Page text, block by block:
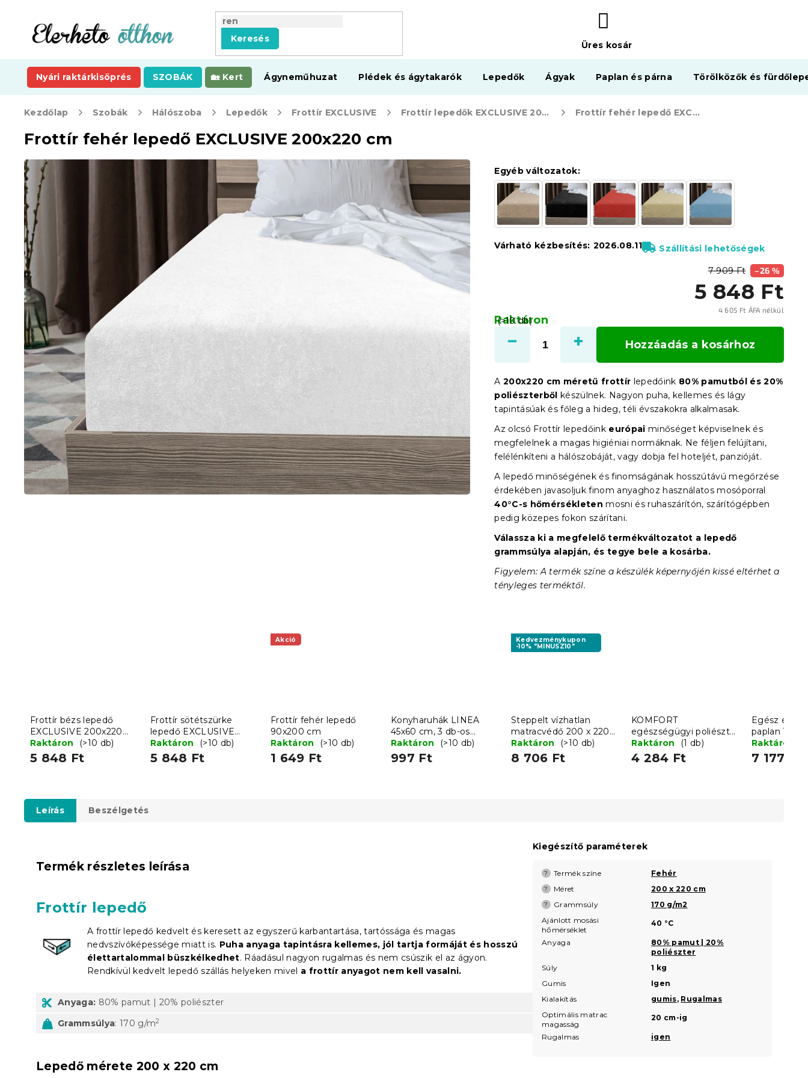
tartalomhoz
Keresés
KOSÁR
Üres kosár
Nyári raktárkisöprés SZOBÁK Kert Ágyneműhuzat Plédek és ágytakarók Lepedők Ágyak Paplan és párna Törölközők és
Kezdőlap Szobák Hálószoba Lepedők Frottír EXCLUSIVE Frottír lepedők EXCLUSIVE 200 x 220 cm Frottír fehér lepedő EXCLUSIVE 200x220 cm
Frottír fehér lepedő EXCLUSIVE 200x220 cm
7 909 Ft –26 %
5 848 Ft
4 605 Ft ÁFA nélkül
Raktáron
(>10 db)
Egyéb változatok:
Várható kézbesítés: 2026.08.11 Szállítási lehetőségek
Hozzáadás a kosárhoz
A200x220 cm méretű frottír lepedőink 80% pamutból és 20%
poliészterből készülnek. Nagyon puha, kellemes és lágy
tapintásúak és főleg a hideg, téli évszakokra alkalmasak.
Az olcsó Frottír lepedőink európai minőséget képviselnek és
megfelelnek a magas higiéniai normáknak. Ne féljen felújítani,
felélénkíteni a hálószobáját, vagy dobja fel hoteljét, panzióját.
A lepedő minőségének és finomságának hosszútávú megőrzése
érdekében javasoljuk finom anyaghoz használatos mosóporral
40°C-s hőmérsékleten mosni és ruhaszárítón, szárítógépben
pedig közepes fokon szárítani.
Válassza ki a megfelelő termékváltozatot a lepedő
grammsúlya alapján, és tegye bele a kosárba.
Figyelem: A termék színe a készülék képernyőjén kissé eltérhet a
tényleges terméktől.
Frottír bézs lepedő
EXCLUSIVE 200x220
cm
Raktáron (>10 db)
5 848 Ft
Frottír sötétszürke
lepedő EXCLUSIVE
200x220 cm
Raktáron (>10 db)
5 848 Ft
Akció
Frottír fehér lepedő
90x200 cm
Raktáron
(>10 db)
1 649 Ft
Konyharuhák LINEA
45x60 cm, 3 db-os
készlet - több
változatban
Raktáron (>10 db)
997 Ft
Kedvezménykupon
-10% "MINUSZ10"
Steppelt vízhatlan
matracvédő 200 x 220
cm
Raktáron (>10 db)
8 706 Ft
KOMFORT
egészségügyi poliészter
golyó töltetű párna 70 x
90 cm
Raktáron (1 db)
4 284 Ft
Egész éves
paplan 140
párnával 70
BASIC
Raktáron
7 177 Ft
Leírás Beszélgetés
Termék részletes leírása
Frottír lepedő
A frottír lepedő kedvelt és keresett az egyszerű karbantartása, tartóssága és magas
nedvszívóképessége miatt is. Puha anyaga tapintásra kellemes, jól tartja formáját és hosszú
élettartalommal büszkélkedhet. Ráadásul nagyon rugalmas és nem csúszik el az ágyon.
Rendkívül kedvelt lepedő szállás helyeken mivel a frottír anyagot nem kell vasalni.
Anyaga: 80% pamut | 20% poliészter
Grammsúlya: 170 g/m2
Lepedő mérete 200 x 220 cm
Kiegészítő paraméterek
? Termék színe Fehér
? Méret 200 x 220 cm
? Grammsúly
170 g/m2
Ajánlott mosási
hőmérséklet
40 °C
Anyaga
80% pamut | 20%
poliészter
Súly
1 kg
Gumis
Igen
Kialakítás
gumis, Rugalmas
Optimális matrac
magasság
20 cm-ig
Rugalmas igen